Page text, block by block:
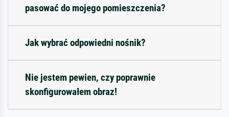
pasować do mojego pomieszczenia?
Jak wybrać odpowiedni nośnik?
Nie jestem pewien, czy poprawnie
skonfigurowałem obraz!